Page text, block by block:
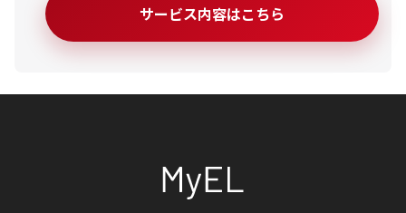
サービス内容はこちら